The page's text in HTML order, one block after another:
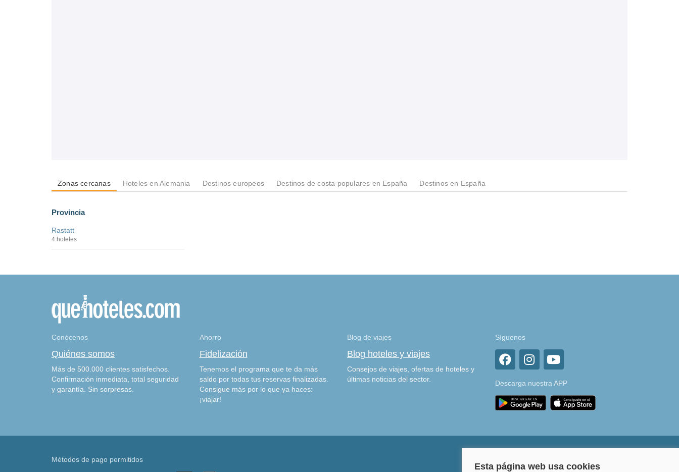
Zonas cercanas Hoteles en Alemania Destinos europeos Destinos de costa populares en España Destinos en España
Provincia
Rastatt
4 hoteles
Conócenos
Quiénes somos
Más de 500.000 clientes satisfechos.
Confirmación inmediata, total seguridad
y garantía. Sin sorpresas.
Ahorro
Fidelización
Tenemos el programa que te da más
saldo por todas tus reservas finalizadas.
Consigue más por lo que ya haces:
¡viajar!
Blog de viajes
Blog hoteles y viajes
Consejos de viajes, ofertas de hoteles y
últimas noticias del sector.
Síguenos
Descarga nuestra APP
Métodos de pago permitidos